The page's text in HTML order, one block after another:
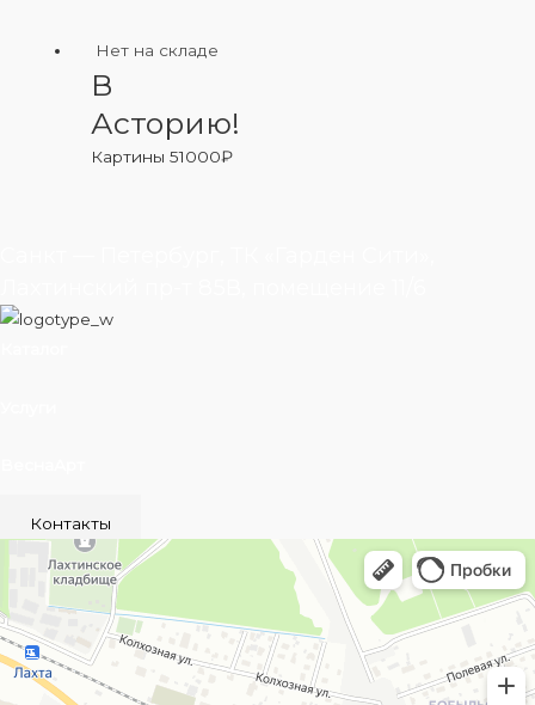
Нет на складе
В
Асторию!
Картины51000₽
Контакты